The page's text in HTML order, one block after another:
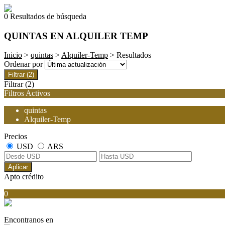
0 Resultados de búsqueda
QUINTAS EN ALQUILER TEMP
Inicio > quintas >Alquiler-Temp > Resultados
Ordenar por
Filtrar (2)
Filtrar (2)
Filtros Activos
quintas
Alquiler-Temp
Precios
USD
ARS
Aplicar
Apto crédito
0
Encontranos en